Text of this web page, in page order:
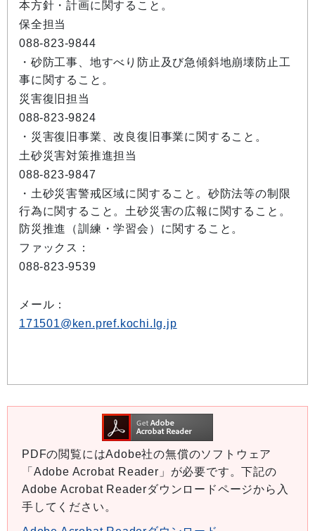
本方針・計画に関すること。
保全担当
088-823-9844
・砂防工事、地すべり防止及び急傾斜地崩壊防止工
事に関すること。
災害復旧担当
088-823-9824
・災害復旧事業、改良復旧事業に関すること。
土砂災害対策推進担当
088-823-9847
・土砂災害警戒区域に関すること。砂防法等の制限
行為に関すること。土砂災害の広報に関すること。
防災推進（訓練・学習会）に関すること。
ファックス：
088-823-9539
メール：
171501@ken.pref.kochi.lg.jp
PDFの閲覧にはAdobe社の無償のソフトウェア
「Adobe Acrobat Reader」が必要です。下記の
Adobe Acrobat Readerダウンロードページから入
手してください。